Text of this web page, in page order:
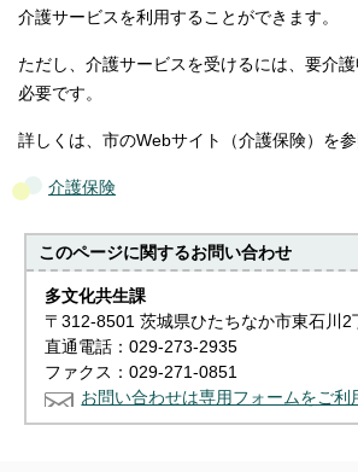
介護サービスを利用することができます。
ただし、介護サービスを受けるには、要介
必要です。
詳しくは、市のWebサイト（介護保険）を参
介護保険
このページに関するお問い合わせ
多文化共生課
〒312-8501 茨城県ひたちなか市東石川2
直通電話：029-273-2935
ファクス：029-271-0851
お問い合わせは専用フォームをご利